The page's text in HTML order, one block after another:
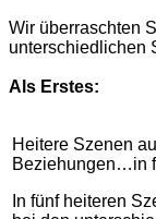
Wir überraschten
unterschiedlichen
Als Erstes:
Heitere Szenen
Beziehungen…in
In fünf heiteren